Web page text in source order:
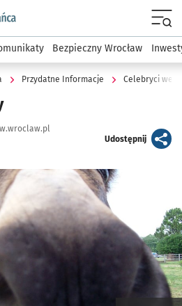
podserwis: Dla mieszkańca
Bezpieczny Wrocław
Przydatne Informacje Celebryci we
Udostępnijartykuł